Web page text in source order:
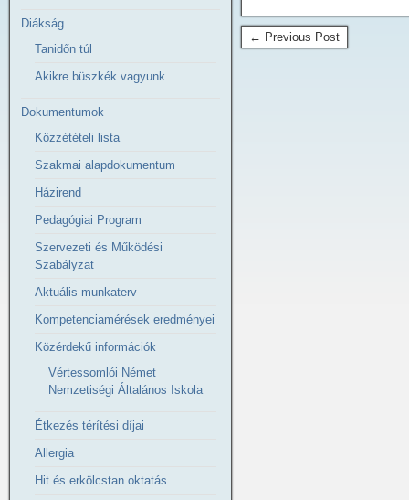
← Previous Post
Diákság
Tanidőn túl
Akikre büszkék vagyunk
Dokumentumok
Közzétételi lista
Szakmai alapdokumentum
Házirend
Pedagógiai Program
Szervezeti és Működési
Szabályzat
Aktuális munkaterv
Kompetenciamérések eredményei
Közérdekű információk
Vértessomlói Német
Nemzetiségi Általános Iskola
Étkezés térítési díjai
Allergia
Hit és erkölcstan oktatás